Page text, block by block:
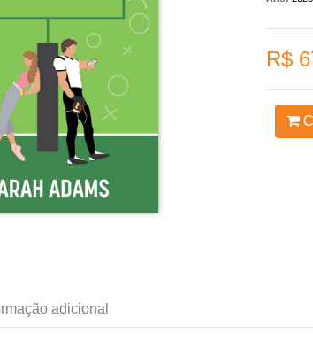
R$
adicional